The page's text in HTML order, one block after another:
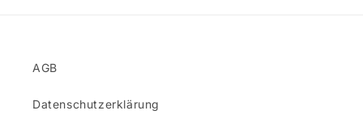
AGB
Datenschutzerklärung